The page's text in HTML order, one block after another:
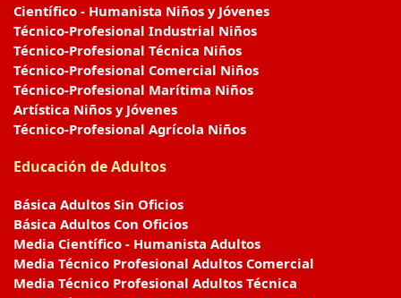
Científico - Humanista Niños y Jóvenes
Técnico-Profesional Industrial Niños
Técnico-Profesional Técnica Niños
Técnico-Profesional Comercial Niños
Técnico-Profesional Marítima Niños
Artística Niños y Jóvenes
Técnico-Profesional Agrícola Niños
Educación de Adultos
Básica Adultos Sin Oficios
Básica Adultos Con Oficios
Media Científico - Humanista Adultos
Media Técnico Profesional Adultos Comercial
Media Técnico Profesional Adultos Técnica